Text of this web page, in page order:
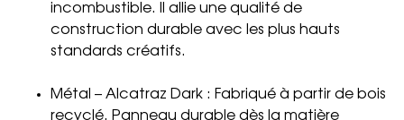
incombustible. Il allie une qualité de
construction durable avec les plus hauts
standards créatifs.
Métal – Alcatraz Dark : Fabriqué à partir de bois
recyclé. Panneau durable dès la matière